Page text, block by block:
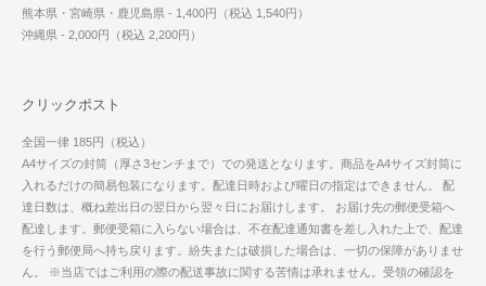
熊本県・宮崎県・鹿児島県 - 1,400円（税込 1,540円）
沖縄県 - 2,000円（税込 2,200円）
クリックポスト
全国一律 185円（税込）
A4サイズの封筒（厚さ3センチまで）での発送となります。商品をA4サイズ封筒に
入れるだけの簡易包装になります。配達日時および曜日の指定はできません。 配
達日数は、概ね差出日の翌日から翌々日にお届けします。 お届け先の郵便受箱へ
配達します。郵便受箱に入らない場合は、不在配達通知書を差し入れた上で、配達
を行う郵便局へ持ち戻ります。紛失または破損した場合は、一切の保障がありませ
ん。 ※当店ではご利用の際の配送事故に関する苦情は承れません。受領の確認を